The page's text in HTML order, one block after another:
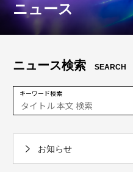
ニュース
ニュース検索 SEARCH
キーワード検索
お知らせ